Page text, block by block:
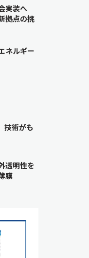
実装へ
拠点の挑
ネルギー
技術がも
透明性を
膜